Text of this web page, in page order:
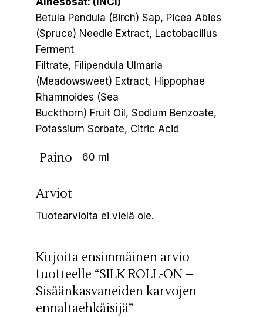
Betula Pendula (Birch) Sap, Picea Abies
(Spruce) Needle Extract, Lactobacillus
Ferment
Filtrate, Filipendula Ulmaria
(Meadowsweet) Extract, Hippophae
Rhamnoides (Sea
Buckthorn) Fruit Oil, Sodium Benzoate,
Potassium Sorbate, Citric Acid
Paino 60 ml
Arviot
Tuotearvioita ei vielä ole.
Kirjoita ensimmäinen arvio
tuotteelle “SILK ROLL-ON –
Sisäänkasvaneiden karvojen
ennaltaehkäisijä”